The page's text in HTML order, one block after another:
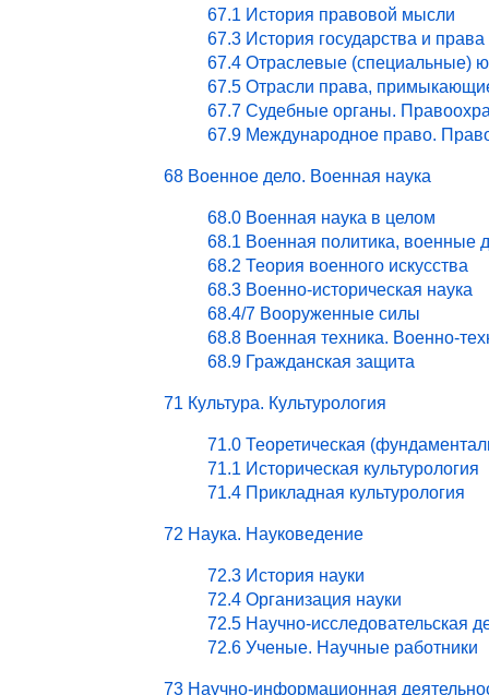
67.1 История правовой мысли
67.3 История государства и права
67.4 Отраслевые (специальные)
67.5 Отрасли права,
67.7 Судебные органы.
67.9 Международное право.
68 Военное дело. Военная наука
68.0 Военная наука в целом
68.1 Военная политика, военные
68.2 Теория военного искусства
68.3 Военно-историческая наука
68.4/7 Вооруженные силы
68.8 Военная техника. Военно-
68.9 Гражданская защита
71 Культура. Культурология
71.0 Теоретическая
71.1 Историческая культурология
71.4 Прикладная культурология
72 Наука. Науковедение
72.3 История науки
72.4 Организация науки
72.5 Научно-исследовательская
72.6 Ученые. Научные работники
73 Научно-информационная